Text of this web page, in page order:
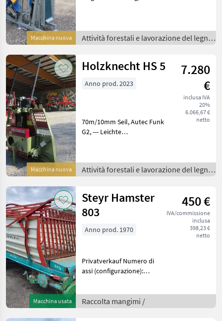
Macchina nuova
Wippengeschwindigkeit
Albero cardanico, Sega
Attività forestali e lavorazione del legno
/
Macchina nuova
Holzknecht HS 5
7.280
€
inclusa IVA
20%
6.066,67 €
netto
Anno prod. 2023
70m/10mm Seil, Autec Funk
G2, --- Leichte
protezione, Prestazione
della trazione: 5 tonnellate,
Attività forestali e lavorazione del legno
/
Macchina usata
Steyr Hamster
803
450 €
IVA/commissione
inclusa
398,23 €
netto
Anno prod. 1970
Privatverkauf Numero di
assi (configurazione):
Raccolta mangimi
Autocaricanti
Raccolta mangimi /